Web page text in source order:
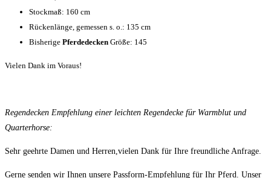
Stockmaß: 160 cm
Rückenlänge, gemessen s. o.: 135 cm
Bisherige Pferdedecken Größe: 145
Vielen Dank im Voraus!
Regendecken Empfehlung einer leichten Regendecke für Warmblut und
Quarterhorse:
Sehr geehrte Damen und Herren,vielen Dank für Ihre freundliche Anfrage.
Gerne senden wir Ihnen unsere Passform-Empfehlung für Ihr Pferd. Unser